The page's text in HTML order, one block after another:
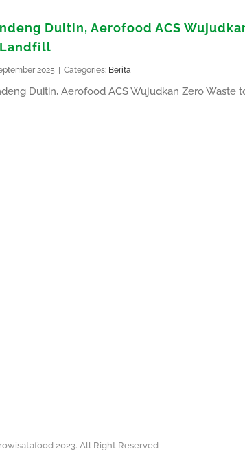
Duitin, Aerofood ACS
2025 Categories: Berita
Duitin, Aerofood ACS Wujudkan Zero Waste
2023. All Right Reserved